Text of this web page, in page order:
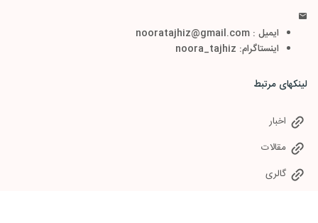
ایمیل : nooratajhiz@gmail.com
اینستاگرام: noora_tajhiz
لینکهای مرتبط
اخبار
مقالات
گالری